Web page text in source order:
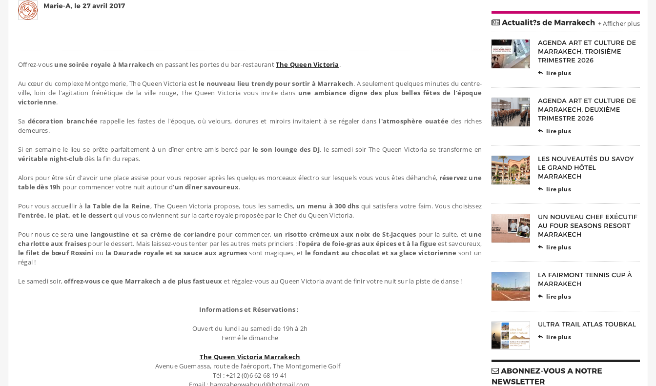
Offrez-vous une soirée royale à Marrakech en passant les portes du bar-restaurantThe Queen Victoria.
Au cœur du complexe Montgomerie, The Queen Victoria est le nouveau lieu trendy pour sortir à Marrakech. A seulement quelques minutes du centre-
ville, loin de l'agitation frénétique de la ville rouge, The Queen Victoria vous invite dans une ambiance digne des plus belles fêtes de l'époque
victorienne.
Sa décoration branchée rappelle les fastes de l'époque, où velours, dorures et miroirs invitaient à se régaler dans l'atmosphère ouatée des riches
demeures.
Si en semaine le lieu se prête parfaitement à un dîner entre amis bercé par le son lounge des DJ, le samedi soir The Queen Victoria se transforme en
véritable night-clubdès la fin du repas.
Alors pour être sûr d'avoir une place assise pour vous reposer après les quelques morceaux électro sur lesquels vous vous êtes déhanché, réservez une
table dès 19h pour commencer votre nuit autour d'un dîner savoureux.
Pour vous accueillir à la Table de la Reine, The Queen Victoria propose, tous les samedis,un menu à 300 dhs qui satisfera votre faim. Vous choisissez
l'entrée, le plat, et le dessertqui vous conviennent sur la carte royale proposée par le Chef du Queen Victoria.
Pour nous ce sera une langoustine et sa crème de coriandre pour commencer, un risotto crémeux aux noix de St-Jacques pour la suite, et une
charlotte aux fraises pour le dessert. Mais laissez-vous tenter par les autres mets princiers : l'opéra de foie-gras aux épices et à la figue est savoureux,
le filet de bœuf Rossini ou la Daurade royale et sa sauce aux agrumes sont magiques, et le fondant au chocolat et sa glace victorienne sont un
régal !
Le samedi soir,offrez-vous ce que Marrakech a de plus fastueuxet régalez-vous au Queen Victoria avant de finir votre nuit sur la piste de danse !
Informations et Réservations :
Ouvert du lundi au samedi de 19h à 2h
Fermé le dimanche
The Queen Victoria Marrakech
Avenue Guemassa, route de l’aéroport, The Montgomerie Golf
Tél : +212 (0)6 62 68 19 41
+ Afficher plus
 lire plus
 lire plus
 lire plus
 lire plus
 lire plus
 lire plus